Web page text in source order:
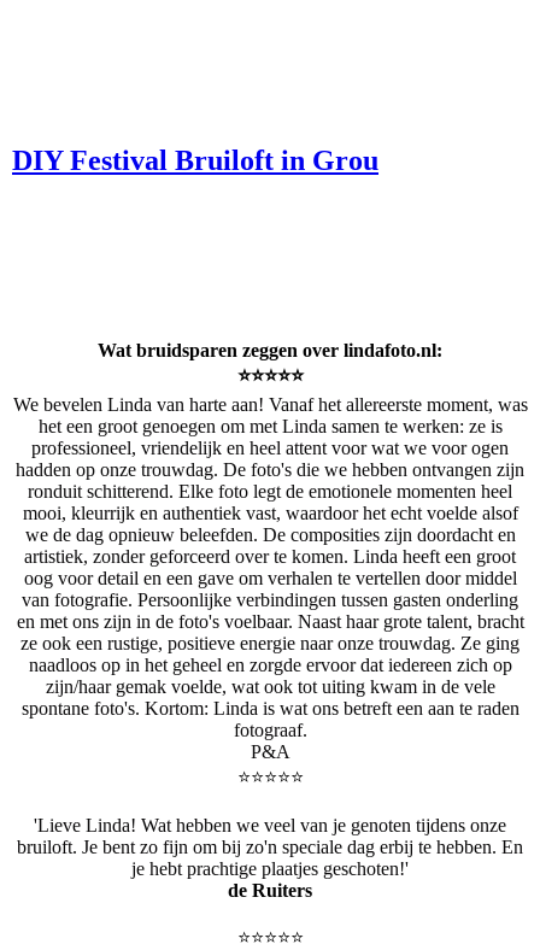
DIY Festival Bruiloft in Grou
Wat bruidsparen zeggen over lindafoto.nl:
⭐️⭐️⭐️⭐️⭐️
We bevelen Linda van harte aan! Vanaf het allereerste moment, was
het een groot genoegen om met Linda samen te werken: ze is
professioneel, vriendelijk en heel attent voor wat we voor ogen
hadden op onze trouwdag. De foto's die we hebben ontvangen zijn
ronduit schitterend. Elke foto legt de emotionele momenten heel
mooi, kleurrijk en authentiek vast, waardoor het echt voelde alsof
we de dag opnieuw beleefden. De composities zijn doordacht en
artistiek, zonder geforceerd over te komen. Linda heeft een groot
oog voor detail en een gave om verhalen te vertellen door middel
van fotografie. Persoonlijke verbindingen tussen gasten onderling
en met ons zijn in de foto's voelbaar. Naast haar grote talent, bracht
ze ook een rustige, positieve energie naar onze trouwdag. Ze ging
naadloos op in het geheel en zorgde ervoor dat iedereen zich op
zijn/haar gemak voelde, wat ook tot uiting kwam in de vele
spontane foto's. Kortom: Linda is wat ons betreft een aan te raden
fotograaf.
P&A
⭐️⭐️⭐️⭐️⭐️
'Lieve Linda! Wat hebben we veel van je genoten tijdens onze
bruiloft. Je bent zo fijn om bij zo'n speciale dag erbij te hebben. En
je hebt prachtige plaatjes geschoten!'
de Ruiters
⭐️⭐️⭐️⭐️⭐️